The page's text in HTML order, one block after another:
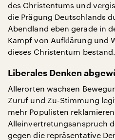
des Christentums und
die Prägung Deutschlands
Abendland eben gerade in
Kampf von Aufklärung und
dieses Christentum bestand.
Liberales Denken
Allerorten wachsen
Zuruf und Zu-Stimmung
mehr Populisten
Alleinvertretungsanspruch
gegen die repräsentative